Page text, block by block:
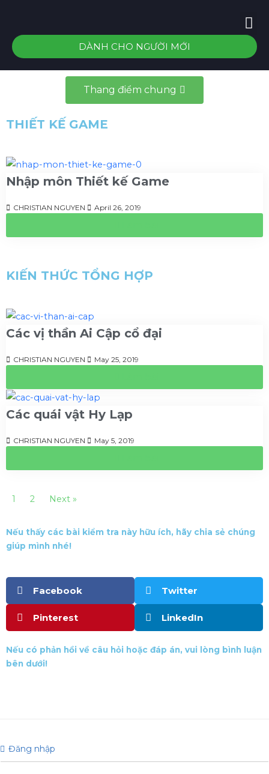
DÀNH CHO NGƯỜI MỚI
Thang điểm chung
THIẾT KẾ GAME
Nhập môn Thiết kế Game
CHRISTIAN NGUYEN April 26, 2019
KIẾN THỨC TỔNG HỢP
Các vị thần Ai Cập cổ đại
CHRISTIAN NGUYEN May 25, 2019
Các quái vật Hy Lạp
CHRISTIAN NGUYEN May 5, 2019
1 2 Next »
Nếu thấy các bài kiểm tra này hữu ích, hãy chia sẻ chúng
giúp mình nhé!
Facebook Twitter
Pinterest LinkedIn
Nếu có phản hồi về câu hỏi hoặc đáp án, vui lòng bình luận
bên dưới!
Đăng nhập